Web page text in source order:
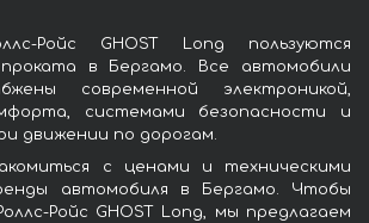
Ройс GHOST Long пользуются
в Бергамо. Все автомобили
современной электроникой,
системами безопасности и
движении по дорогам.
с ценами и техническими
автомобиля в Бергамо. Чтобы
Ройс GHOST Long, мы предлагаем